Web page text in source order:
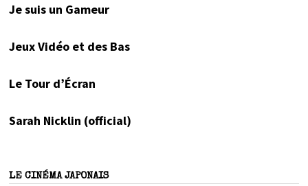
Je suis un Gameur
Jeux Vidéo et des Bas
Le Tour d’Écran
Sarah Nicklin (official)
LE CINÉMA JAPONAIS